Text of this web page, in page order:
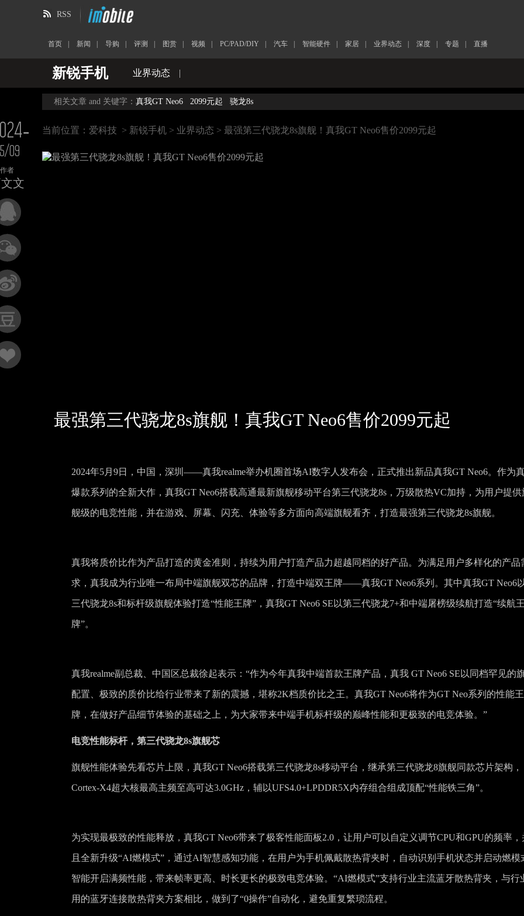
RSS
首页 新闻 导购 评测 图赏 视频 PC/PAD/DIY 汽车 智能硬件 家居 业界动态 深度 专题 直播
新锐手机 业界动态 |
09
作者
文
相关文章 and 关键字： 真我GT Neo6 2099元起 骁龙8s
当前位置： 爱科技 > 新锐手机 > 业界动态 > 最强第三代骁龙8s旗舰！真我GT Neo6售价2099元起
最强第三代骁龙8s旗舰！真我GT Neo6售价2099元起
2024年5月9日，中国，深圳——真我realme举办机圈首场AI数字人发布会，正式推出新品真我GT Neo6。作为
爆款系列的全新大作，真我GT Neo6搭载高通最新旗舰移动平台第三代骁龙8s，万级散热VC加持，为用户提供
舰级的电竞性能，并在游戏、屏幕、闪充、体验等多方面向高端旗舰看齐，打造最强第三代骁龙8s旗舰。
真我将质价比作为产品打造的黄金准则，持续为用户打造产品力超越同档的好产品。为满足用户多样化的产品
求，真我成为行业唯一布局中端旗舰双芯的品牌，打造中端双王牌——真我GT Neo6系列。其中真我GT Neo6
三代骁龙8s和标杆级旗舰体验打造“性能王牌”，真我GT Neo6 SE以第三代骁龙7+和中端屠榜级续航打造“续航王
牌”。
真我realme副总裁、中国区总裁徐起表示：“作为今年真我中端首款王牌产品，真我 GT Neo6 SE以同档罕见的
配置、极致的质价比给行业带来了新的震撼，堪称2K档质价比之王。真我GT Neo6将作为GT Neo系列的性能王
牌，在做好产品细节体验的基础之上，为大家带来中端手机标杆级的巅峰性能和更极致的电竞体验。”
电竞性能标杆，第三代骁龙8s旗舰芯
旗舰性能体验先看芯片上限，真我GT Neo6搭载第三代骁龙8s移动平台，继承第三代骁龙8旗舰同款芯片架构，
Cortex-X4超大核最高主频至高可达3.0GHz，辅以UFS4.0+LPDDR5X内存组合组成顶配“性能铁三角”。
为实现最极致的性能释放，真我GT Neo6带来了极客性能面板2.0，让用户可以自定义调节CPU和GPU的频率，
且全新升级“AI燃模式”，通过AI智慧感知功能，在用户为手机佩戴散热背夹时，自动识别手机状态并启动燃模
智能开启满频性能，带来帧率更高、时长更长的极致电竞体验。“AI燃模式”支持行业主流蓝牙散热背夹，与行
用的蓝牙连接散热背夹方案相比，做到了“0操作”自动化，避免重复繁琐流程。